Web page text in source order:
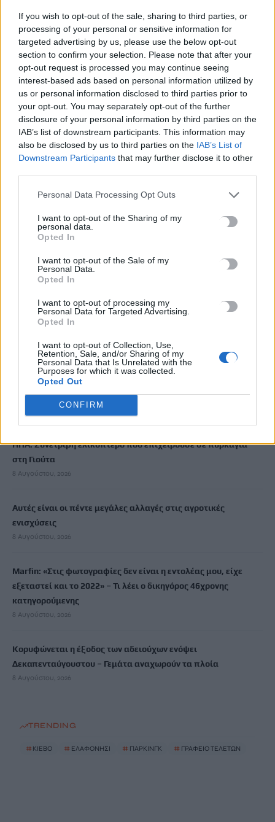
If you wish to opt-out of the sale, sharing to third parties, or
processing of your personal or sensitive information for
targeted advertising by us, please use the below opt-out
section to confirm your selection. Please note that after your
opt-out request is processed you may continue seeing
interest-based ads based on personal information utilized by
us or personal information disclosed to third parties prior to
your opt-out. You may separately opt-out of the further
disclosure of your personal information by third parties on the
IAB’s list of downstream participants. This information may
also be disclosed by us to third parties on the IAB’s List of
Downstream Participants that may further disclose it to other
Personal Data Processing Opt Outs
I want to opt-out of the Sharing of my
personal data.
Opted In
I want to opt-out of the Sale of my
Personal Data.
Opted In
I want to opt-out of processing my
Personal Data for Targeted Advertising.
Opted In
I want to opt-out of Collection, Use,
Retention, Sale, and/or Sharing of my
Personal Data that Is Unrelated with the
Purposes for which it was collected.
Opted Out
CONFIRM
Google
ΠΡΟΣΘΕΣΕ ΤΟ CRETA24 ΣΤΗΝ GOOGLE
ΡΟΗ ΕΙΔΗΣΕΩΝ
Γαύδος: Επιχείρηση διάσωσης 31χρονης από δύσβατο σημείο
– Την απομάκρυνε με φουσκωτό επισκέπτης
8 Αυγούστου, 2026
e-ΕΦΚΑ – ΔΥΠΑ: Ο «χάρτης» των πληρωμών από την Δευτέρα
έως την Παρασκευή 14 Αυγούστου
Νύχτα-κόλαση στο Κίεβο και την περιφέρειά του: Τρεις
θυμάτων
8 Αυγούστου, 2026
Ελαφονήσι: Οδηγούσαν τα αυτοκίνητα στο πάρκινγκ που
8 Αυγούστου, 2026
Θρίλερ σε γραφείο τελετών στο Σικάγο: Βρέθηκαν σε
αποσύνθεση 56 σοροί
8 Αυγούστου, 2026
ΗΠΑ: Συνετρίβη ελικόπτερο που επιχειρούσε σε πυρκαγιά
στη Γιούτα
8 Αυγούστου, 2026
Αυτές είναι οι πέντε μεγάλες αλλαγές στις αγροτικές
ενισχύσεις
8 Αυγούστου, 2026
Marfin: «Στις φωτογραφίες δεν είναι η εντολέας μου, είχε
εξεταστεί και το 2022» – Τι λέει ο δικηγόρος 46χρονης
κατηγορούμενης
8 Αυγούστου, 2026
Κορυφώνεται η έξοδος των αδειούχων ενόψει
Δεκαπενταύγουστου – Γεμάτα αναχωρούν τα πλοία
8 Αυγούστου, 2026
TRENDING
# ΚΙΕΒΟ # ΕΛΑΦΟΝΗΣΙ # ΠΑΡΚΙΝΓΚ # ΓΡΑΦΕΙΟ ΤΕΛΕΤΩΝ